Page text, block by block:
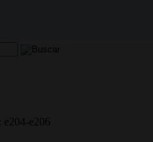
e204-e206